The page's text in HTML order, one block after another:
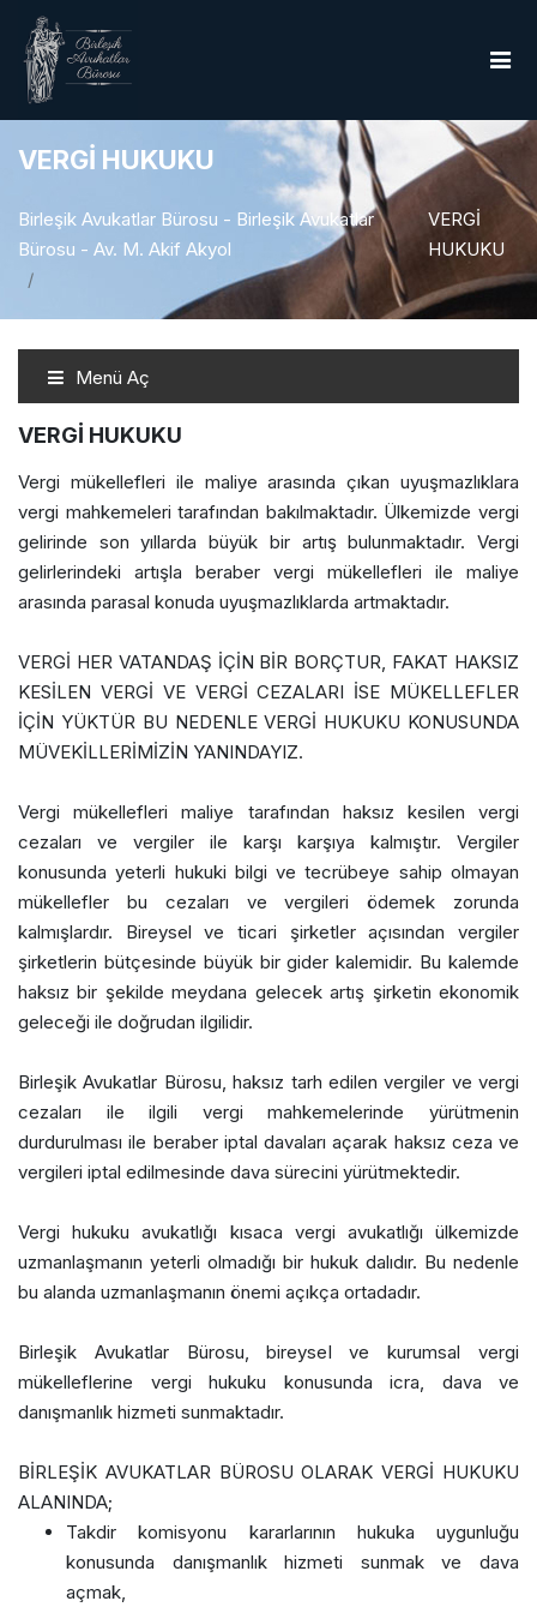
VERGİ HUKUKU
Birleşik Avukatlar Bürosu - Birleşik Avukatlar
Bürosu - Av. M. Akif Akyol
VERGİ
HUKUKU
Menü Aç
VERGİ HUKUKU
Vergi mükellefleri ile maliye arasında çıkan uyuşmazlıklara
vergi mahkemeleri tarafından bakılmaktadır. Ülkemizde vergi
gelirinde son yıllarda büyük bir artış bulunmaktadır. Vergi
gelirlerindeki artışla beraber vergi mükellefleri ile maliye
arasında parasal konuda uyuşmazlıklarda artmaktadır.
VERGİ HER VATANDAŞ İÇİN BİR BORÇTUR, FAKAT HAKSIZ
KESİLEN VERGİ VE VERGİ CEZALARI İSE MÜKELLEFLER
İÇİN YÜKTÜR BU NEDENLE VERGİ HUKUKU KONUSUNDA
MÜVEKİLLERİMİZİN YANINDAYIZ.
Vergi mükellefleri maliye tarafından haksız kesilen vergi
cezaları ve vergiler ile karşı karşıya kalmıştır. Vergiler
konusunda yeterli hukuki bilgi ve tecrübeye sahip olmayan
mükellefler bu cezaları ve vergileri ödemek zorunda
kalmışlardır. Bireysel ve ticari şirketler açısından vergiler
şirketlerin bütçesinde büyük bir gider kalemidir. Bu kalemde
haksız bir şekilde meydana gelecek artış şirketin ekonomik
geleceği ile doğrudan ilgilidir.
Birleşik Avukatlar Bürosu, haksız tarh edilen vergiler ve vergi
cezaları ile ilgili vergi mahkemelerinde yürütmenin
durdurulması ile beraber iptal davaları açarak haksız ceza ve
vergileri iptal edilmesinde dava sürecini yürütmektedir.
Vergi hukuku avukatlığı kısaca vergi avukatlığı ülkemizde
uzmanlaşmanın yeterli olmadığı bir hukuk dalıdır. Bu nedenle
bu alanda uzmanlaşmanın önemi açıkça ortadadır.
Birleşik Avukatlar Bürosu, bireysel ve kurumsal vergi
mükelleflerine vergi hukuku konusunda icra, dava ve
danışmanlık hizmeti sunmaktadır.
BİRLEŞİK AVUKATLAR BÜROSU OLARAK VERGİ HUKUKU
ALANINDA;
Takdir komisyonu kararlarının hukuka uygunluğu
konusunda danışmanlık hizmeti sunmak ve dava
açmak,